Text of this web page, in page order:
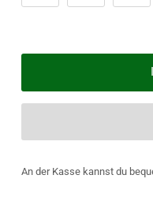
An der Kasse kannst du